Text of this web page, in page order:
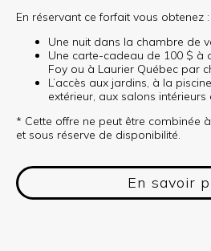
En réservant ce forfait vous obtenez :
Une nuit dans la chambre de
Une carte-cadeau de 100 $ à
Foy ou à Laurier Québec par
L’accès aux jardins, à la
extérieur, aux salons intérieurs
* Cette offre ne peut être combinée
et sous réserve de disponibilité.
En savoir